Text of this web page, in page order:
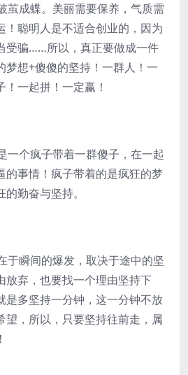
茧成蝶。美丽需要保养，气质需
！聪明人是不适合创业的，因为
受骗……所以，真正要做成一件
梦想+傻傻的坚持！一群人！一
一起拼！一定赢！
一个疯子带着一群傻子，在一起
的事情！疯子带着的是疯狂的梦
勤奋与坚持。
于瞬间的爆发，取决于途中的坚
放弃，也要找一个理由坚持下
是多坚持一分钟，这一分钟不放
望，所以，只要坚持往前走，属